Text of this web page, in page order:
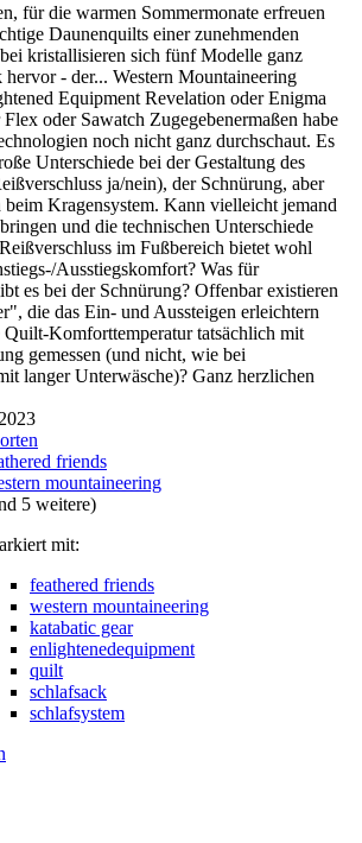
für die warmen Sommermonate erfreuen
Daunenquilts einer zunehmenden
kristallisieren sich fünf Modelle ganz
hervor - der... Western Mountaineering
Equipment Revelation oder Enigma
oder Sawatch Zugegebenermaßen habe
noch nicht ganz durchschaut. Es
Unterschiede bei der Gestaltung des
ja/nein), der Schnürung, aber
beim Kragensystem. Kann vielleicht jemand
und die technischen Unterschiede
im Fußbereich bietet wohl
Ausstiegskomfort? Was für
es bei der Schnürung? Offenbar existieren
die das Ein- und Aussteigen erleichtern
Komforttemperatur tatsächlich mit
gemessen (und nicht, wie bei
langer Unterwäsche)? Ganz herzlichen
friends
mountaineering
5 weitere)
mit:
feathered friends
western mountaineering
katabatic gear
enlightenedequipment
quilt
schlafsack
schlafsystem